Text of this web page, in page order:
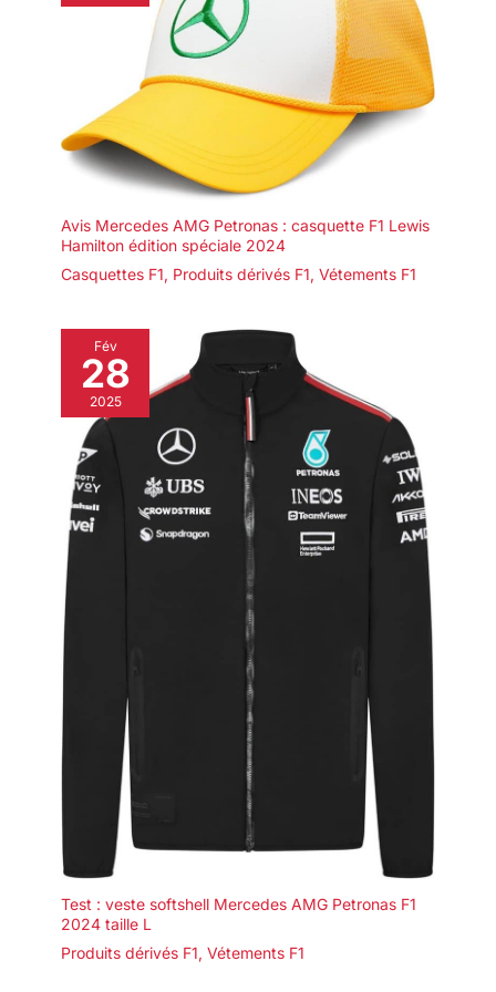
grincement même si vous
bougez beaucoup. 【Élégant et
Épuré, Améliorant Votre Style】
Rembourré de lin rose de
qualité supérieure, ce lit 1
personne sera minimaliste,
respirant et doux au toucher,
s'intégrant parfaitement à tous
les styles d'intérieur et
optimisant votre chambre.
Grâce à ses lignes épurées et à
90x190 avec rangement fera de
votre chambre un espace bien
l'Achat avec Notre SAV Réactif】
N'hésitez pas à nous contacter
endommagées, nous ferons de
notre mieux pour vous fournir un
SAV très efficace et à l'écoute.
Profitez d'une expérience
d'achat agréable et d'un
sommeil reposant en optant
pour ce lit avec sommier
90x190 cm.
Avis Mercedes AMG Petronas : casquette F1 Lewis
Hamilton édition spéciale 2024
Casquettes F1, Produits dérivés F1, Vétements F1
Fév
28
2025
Test : veste softshell Mercedes AMG Petronas F1
2024 taille L
Produits dérivés F1, Vétements F1